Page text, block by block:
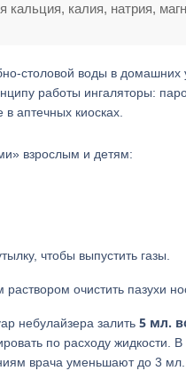
кальция, калия, натрия,
столовой воды в домашних
работы ингаляторы:
аптечных киосках.
взрослым и детям:
чтобы выпустить газы.
очистить пазухи
небулайзера залить 5 мл.
по расходу жидкости.
врача уменьшают до 3